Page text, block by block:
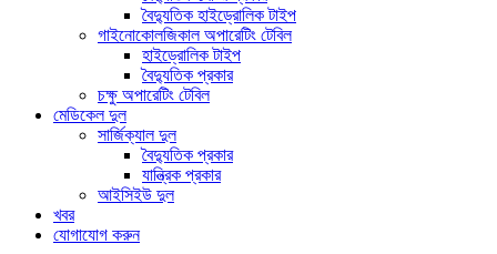
বৈদ্যুতিক হাইড্রোলিক টাইপ
গাইনোকোলজিকাল অপারেটিং টেবিল
হাইড্রোলিক টাইপ
বৈদ্যুতিক প্রকার
চক্ষু অপারেটিং টেবিল
মেডিকেল দুল
সার্জিক্যাল দুল
বৈদ্যুতিক প্রকার
যান্ত্রিক প্রকার
আইসিইউ দুল
খবর
যোগাযোগ করুন